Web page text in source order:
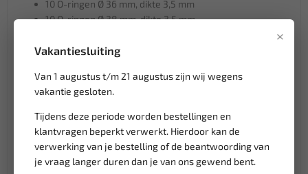
×
Vakantiesluiting
Van 1 augustus t/m 21 augustus zijn wij wegens
vakantie gesloten.
Tijdens deze periode worden bestellingen en
klantvragen beperkt verwerkt. Hierdoor kan de
verwerking van je bestelling of de beantwoording van
je vraag langer duren dan je van ons gewend bent.
10 O-ringen Ø 36 mm, dikte 3,5 mm
10 O-ringen Ø 38 mm, dikte 3,5 mm
10 O-ringen Ø 44 mm, dikte 3,5 mm
10 O-ringen Ø 50 mm, dikte 3,5 mm
Klantenservice,
werkdagen van 9:00 tot 17:00 uur
Veilig online betalen met o.a. iDeal, Billie, Klarna